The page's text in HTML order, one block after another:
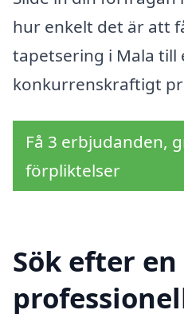
hur enkelt det är att
tapetsering i Mala till
konkurrenskraftigt
Få 3 erbjudanden,
förpliktelser
Sök efter en